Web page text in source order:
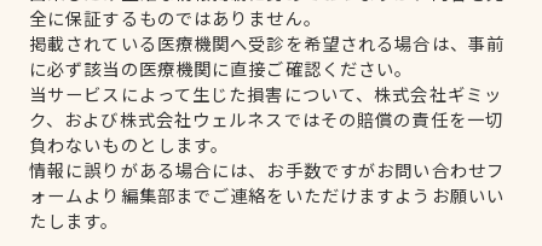
全に保証するものではありません。
掲載されている医療機関へ受診を希望される場合は、事前
に必ず該当の医療機関に直接ご確認ください。
当サービスによって生じた損害について、株式会社ギミッ
ク、および株式会社ウェルネスではその賠償の責任を一切
負わないものとします。
情報に誤りがある場合には、お手数ですがお問い合わせフ
ォームより編集部までご連絡をいただけますようお願いい
たします。